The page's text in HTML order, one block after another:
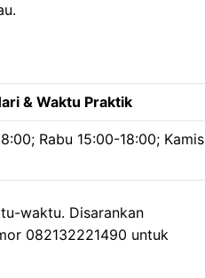
& Waktu Praktik
Rabu 15:00-18:00; Kamis
waktu. Disarankan
082132221490 untuk